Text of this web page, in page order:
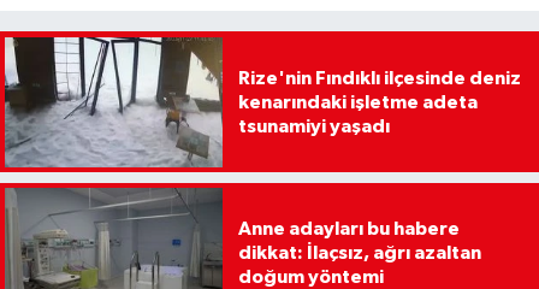
Rize'nin Fındıklı ilçesinde deniz
kenarındaki işletme adeta
tsunamiyi yaşadı
Anne adayları bu habere
dikkat: İlaçsız, ağrı azaltan
doğum yöntemi